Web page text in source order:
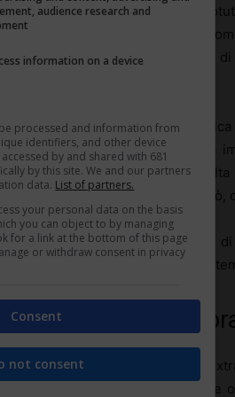
è a conoscenza – o avrebbe
il rischio di doverle retribuire
sistematica e perfino l’uso
binario: da un lato si
possibili solo grazie a
vede nello sport quando si
quel ritmo. Nel lavoro,
C’è anche un profilo
violare i limiti di legge sui
ore prestate tra
di riunionio di connessione
. Non sempre esistono
audience research and
information on a device
processed and information from
identifiers, and other device
by and shared with 681
by this site. We and our partners
data. List of partners.
your personal data on the basis
you can object to by managing
for a link at the bottom of this page
or withdraw consent in privacy
Consent
not consent